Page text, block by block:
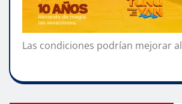
Las condiciones podrían mejorar